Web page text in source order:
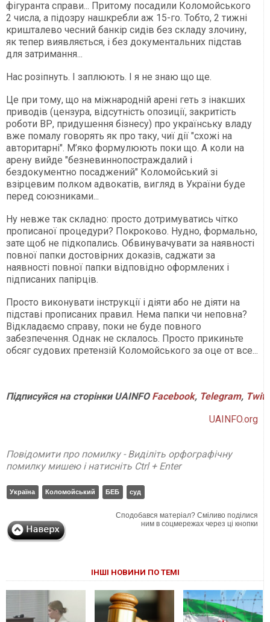
фігуранта справи... Притому посадили Коломойського
2 числа, а підозру нашкребли аж 15-го. Тобто, 2 тижні
кришталево чесний банкір сидів без складу злочину,
як тепер виявляється, і без документальних підстав
для затримання...
Нас розіпнуть. І заплюють. І я не знаю що ще.
Це при тому, що на міжнародній арені геть з інакших
приводів (цензура, відсутність опозиції, закритість
роботи ВР, придушення бізнесу) про українську владу
вже помалу говорять як про таку, чиї дії "схожі на
авторитарні". М’яко формулюють поки що. А коли на
арену вийде "безневиннопостраждалий і
бездокументно посаджений" Коломойський зі
взірцевим полком адвокатів, вигляд в України буде
перед союзниками...
Ну невже так складно: просто дотримуватись чітко
прописаної процедури? Покроково. Нудно, формально,
зате щоб не підкопались. Обвинувачувати за наявності
повної папки достовірних доказів, саджати за
наявності повної папки відповідно оформлених і
підписаних папірців.
Просто виконувати інструкції і діяти або не діяти на
підставі прописаних правил. Нема папки чи неповна?
Відкладаємо справу, поки не буде повного
забезпечення. Однак не склалось. Просто прикиньте
обсяг судових претензій Коломойського за оце от все...
Підписуйся на сторінки UAINFO Facebook, Telegram,
UAINFO.org
Повідомити про помилку - Виділіть орфографічну
помилку мишею і натисніть Ctrl + Enter
Україна Коломойський БЕБ суд
Сподобався матеріал? Сміливо поділися
ним в соцмережах через ці кнопки
ІНШІ НОВИНИ ПО ТЕМІ